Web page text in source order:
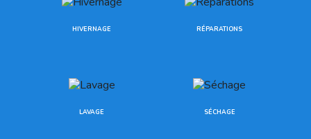
HIVERNAGE RÉPARATIONS
LAVAGE SÉCHAGE